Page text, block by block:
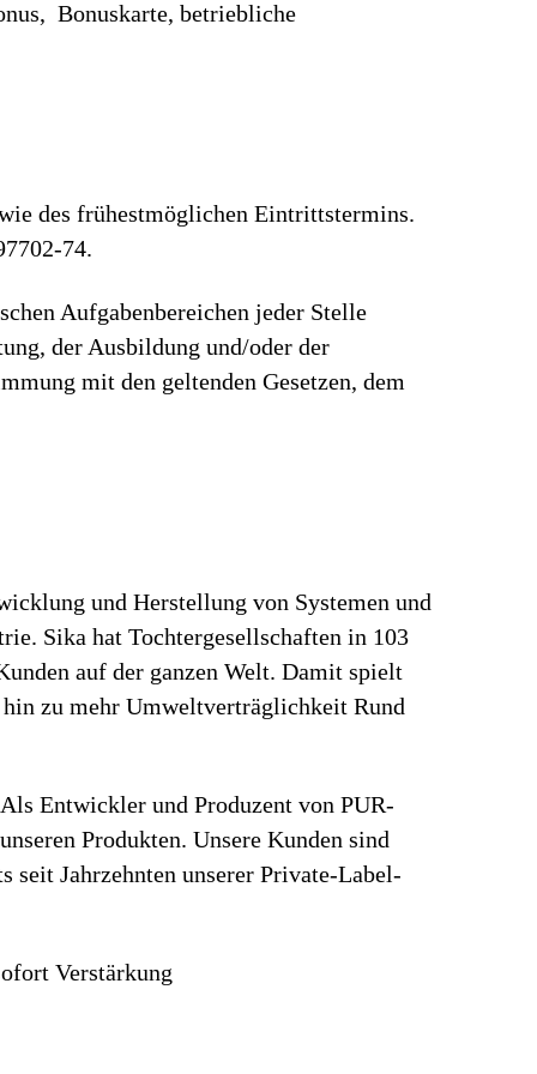
Bonuskarte, betriebliche
des frühestmöglichen Eintrittstermins.
74.
Aufgabenbereichen jeder Stelle
der Ausbildung und/oder der
mit den geltenden Gesetzen, dem
und Herstellung von Systemen und
Sika hat Tochtergesellschaften in 103
auf der ganzen Welt. Damit spielt
zu mehr Umweltverträglichkeit Rund
Entwickler und Produzent von PUR-
Produkten. Unsere Kunden sind
seit Jahrzehnten unserer Private-Label-
Verstärkung